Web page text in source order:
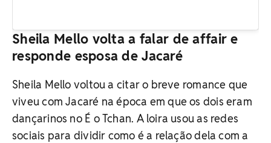
Sheila Mello volta a falar de affair e
responde esposa de Jacaré
Sheila Mello voltou a citar o breve romance que
viveu com Jacaré na época em que os dois eram
dançarinos no É o Tchan. A loira usou as redes
sociais para dividir como é a relação dela com a